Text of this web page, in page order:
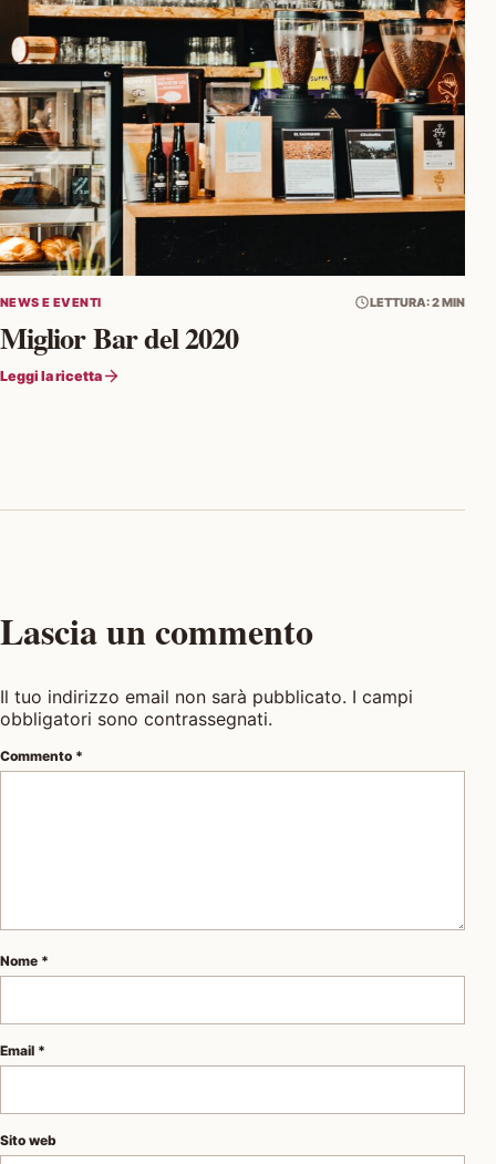
NEWS E EVENTI LETTURA: 2 MIN
Miglior Bar del 2020
Leggi la ricetta
Lascia un commento
Il tuo indirizzo email non sarà pubblicato. I campi
obbligatori sono contrassegnati.
Commento *
Nome *
Email *
Sito web